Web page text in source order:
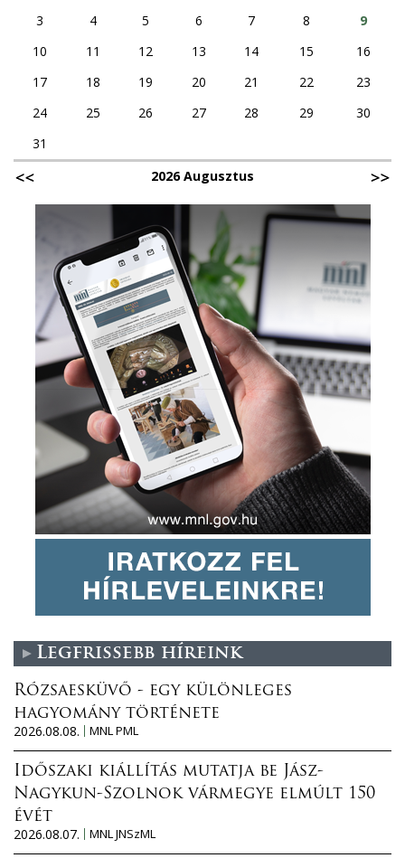
3
4 5 6 7 8
9
10
11 12 13 14 15
16
17
18 19 20 21 22
23
24
25 26 27 28 29
30
31
2026 Augusztus
Legfrissebb híreink
Rózsaesküvő - egy különleges
hagyomány története
2026.08.08.
MNL PML
Időszaki kiállítás mutatja be Jász-
Nagykun-Szolnok vármegye elmúlt 150
évét
2026.08.07.
MNL JNSzML